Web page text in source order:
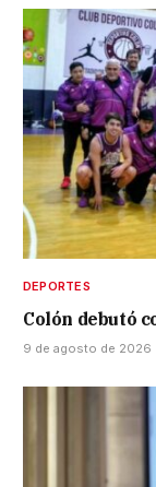
DEPORTES
Colón debutó
9 de agosto de 2026